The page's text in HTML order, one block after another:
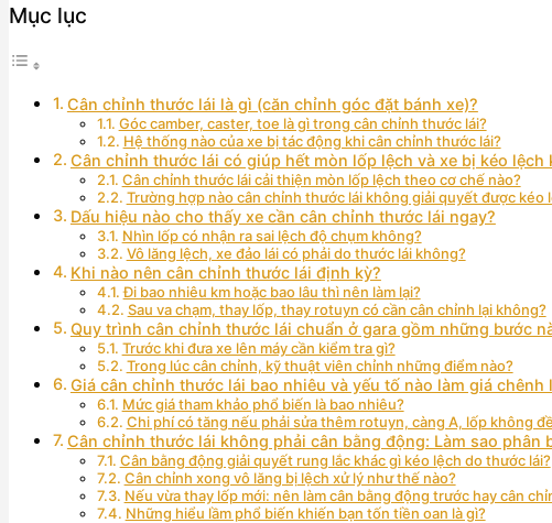
Mục lục
Cân chỉnh thước lái là gì (căn chỉnh góc đặt bánh xe)?
Góc camber, caster, toe là gì trong cân chỉnh thước lái?
Hệ thống nào của xe bị tác động khi cân chỉnh thước lái?
Cân chỉnh thước lái có giúp hết mòn lốp lệch và xe bị kéo lệch
Cân chỉnh thước lái cải thiện mòn lốp lệch theo cơ chế nào?
Trường hợp nào cân chỉnh thước lái không giải quyết được kéo
Dấu hiệu nào cho thấy xe cần cân chỉnh thước lái ngay?
Nhìn lốp có nhận ra sai lệch độ chụm không?
Vô lăng lệch, xe đảo lái có phải do thước lái không?
Khi nào nên cân chỉnh thước lái định kỳ?
Đi bao nhiêu km hoặc bao lâu thì nên làm lại?
Sau va chạm, thay lốp, thay rotuyn có cần cân chỉnh lại không?
Quy trình cân chỉnh thước lái chuẩn ở gara gồm những bước
Trước khi đưa xe lên máy cần kiểm tra gì?
Trong lúc cân chỉnh, kỹ thuật viên chỉnh những điểm nào?
Giá cân chỉnh thước lái bao nhiêu và yếu tố nào làm giá chênh
Mức giá tham khảo phổ biến là bao nhiêu?
Chi phí có tăng nếu phải sửa thêm rotuyn, càng A, lốp không
Cân chỉnh thước lái không phải cân bằng động: Làm sao phân
Cân bằng động giải quyết rung lắc khác gì kéo lệch do thước lái?
Cân chỉnh xong vô lăng bị lệch xử lý như thế nào?
Nếu vừa thay lốp mới: nên làm cân bằng động trước hay cân
Những hiểu lầm phổ biến khiến bạn tốn tiền oan là gì?